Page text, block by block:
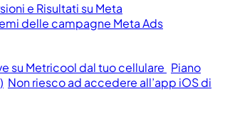
e Risultati su Meta
delle campagne Meta Ads
su Metricool dal tuo cellulare Piano
Non riesco ad accedere all’app iOS di